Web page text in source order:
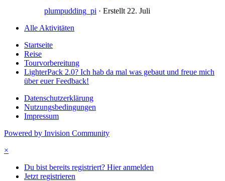
plumpudding_pi · Erstellt 22. Juli
Alle Aktivitäten
Startseite
Reise
Tourvorbereitung
LighterPack 2.0? Ich hab da mal was gebaut und freue mich
über euer Feedback!
Datenschutzerklärung
Nutzungsbedingungen
Impressum
Powered by Invision Community
×
Du bist bereits registriert? Hier anmelden
Jetzt registrieren